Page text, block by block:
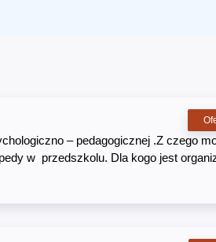
– pedagogicznej .Z czego
w przedszkolu. Dla kogo jest